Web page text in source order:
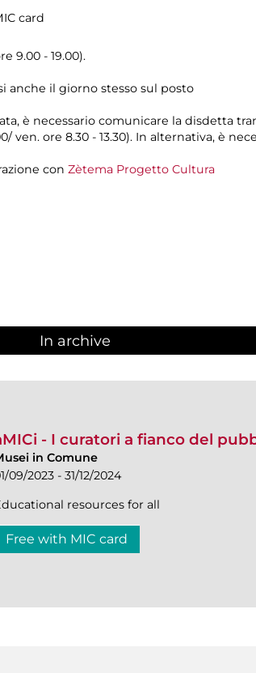
card
9.00 - 19.00).
anche il giorno stesso sul posto
è necessario comunicare la disdetta
ven. ore 8.30 - 13.30). In alternativa, è
con Zètema Progetto Cultura
In archive
- I curatori a fianco del
in Comune
09/2023 - 31/12/2024
resources for all
Free with MIC card